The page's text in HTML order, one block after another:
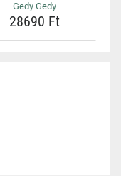
Gedy Gedy
28690 Ft